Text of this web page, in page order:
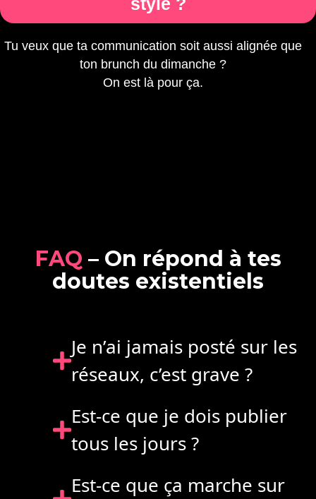
Tu veux que ta communication soit aussi alignée que
ton brunch du dimanche ?
On est là pour ça.
FAQ – On répond à tes
doutes existentiels
Je n’ai jamais posté sur les
réseaux, c’est grave ?
Est-ce que je dois publier
tous les jours ?
Est-ce que ça marche sur